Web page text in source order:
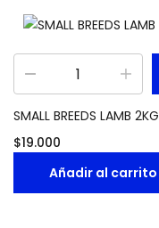
SMALL BREEDS LAMB 2KG
$19.000
Añadir al carrito